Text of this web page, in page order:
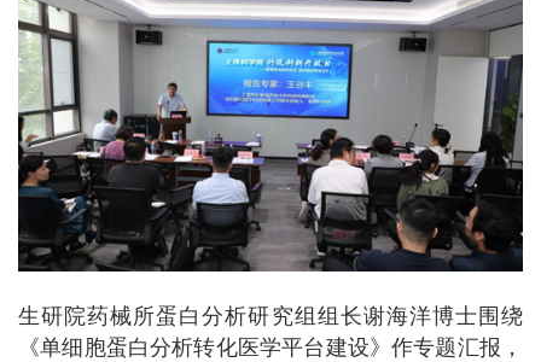
生研院药械所蛋白分析研究组组长谢海洋博士围绕
《单细胞蛋白分析转化医学平台建设》作专题汇报，